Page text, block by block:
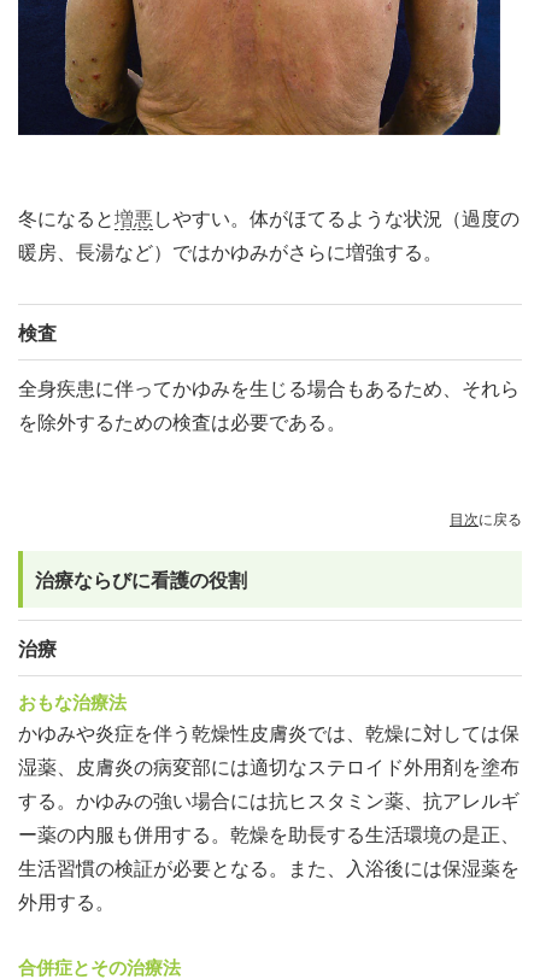
冬になると増悪 しやすい。体がほてるような状況（過度の
暖房、長湯など）ではかゆみがさらに増強する。
検査
全身疾患に伴ってかゆみを生じる場合もあるため、それら
を除外するための検査は必要である。
目次に戻る
治療ならびに看護の役割
治療
おもな治療法
かゆみや炎症を伴う乾燥性皮膚炎では、乾燥に対しては保
湿薬、皮膚炎の病変部には適切なステロイド外用剤を塗布
する。かゆみの強い場合には抗ヒスタミン薬、抗アレルギ
ー薬の内服も併用する。乾燥を助長する生活環境の是正、
生活習慣の検証が必要となる。また、入浴後には保湿薬を
外用する。
合併症とその治療法